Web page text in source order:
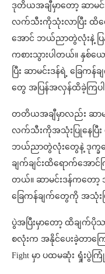
ဒုတိယအချီမှာ‌တော့ ဆာမင်
လက်သီးကိုသုံးလာပြီး ထိ
အောင် ဘယ်ညာတွဲလုံးနဲ့ ပ
ကစားသွားပါတယ်။ နှစ်
ပြီး ဆာမင်းဒန်ရဲ့ ခြေ
တွေ အပြန်အလှန်ထိခဲ့ကြပ
တတိယအချီမှာလည်း ဆာမင်
လက်သီးကိုအသုံးပြုနေပြီး
ဘယ်ညာတွဲလုံးတွေနဲ့ ဒုက္ခ
ချက်ချင်းထိရောက်အော
တယ်။ ဆာမင်းဒန်ကတေ
ခြေကန်ချက်တွေကို အသုံးပ
ပွဲအပြီးမှာတော့ ထိချက်ပို
စလုံးက အနိုင်ပေးခဲ့တာကြ
Fight မှာ ပထမဆုံး ရှုံးပွဲက